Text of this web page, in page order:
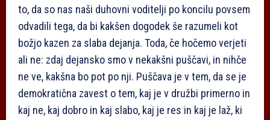
to, da so nas naši duhovni voditelji po koncilu povsem
odvadili tega, da bi kakšen dogodek še razumeli kot
božjo kazen za slaba dejanja. Toda, če hočemo verjeti
ali ne: zdaj dejansko smo v nekakšni puščavi, in nihče
ne ve, kakšna bo pot po nji. Puščava je v tem, da se je
demokratična zavest o tem, kaj je v družbi primerno in
kaj ne, kaj dobro in kaj slabo, kaj je res in kaj je laž, ki